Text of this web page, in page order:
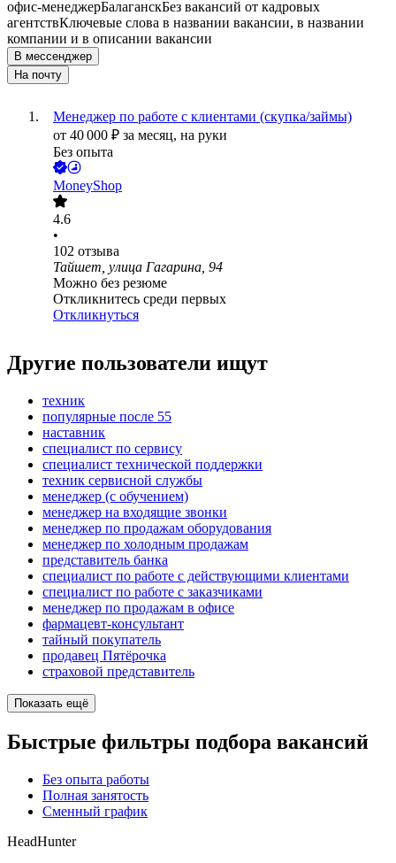
офис-менеджерБалаганскБез вакансий от кадровых
агентствКлючевые слова в названии вакансии, в названии
компании и в описании вакансии
В мессенджер
На почту
Менеджер по работе с клиентами (скупка/займы)
от 40 000 ₽ за месяц, на руки
Без опыта
MoneyShop
4.6
•
102 отзыва
Тайшет, улица Гагарина, 94
Можно без резюме
Откликнитесь среди первых
Откликнуться
Другие пользователи ищут
техник
популярные после 55
наставник
специалист по сервису
специалист технической поддержки
техник сервисной службы
менеджер (с обучением)
менеджер на входящие звонки
менеджер по продажам оборудования
менеджер по холодным продажам
представитель банка
специалист по работе с действующими клиентами
специалист по работе с заказчиками
менеджер по продажам в офисе
фармацевт-консультант
тайный покупатель
продавец Пятёрочка
страховой представитель
Показать ещё
Быстрые фильтры подбора вакансий
Без опыта работы
Полная занятость
Сменный график
HeadHunter